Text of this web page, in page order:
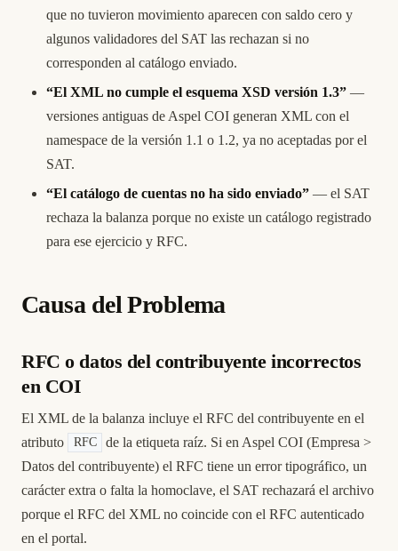
que no tuvieron movimiento aparecen con saldo cero y
algunos validadores del SAT las rechazan si no
corresponden al catálogo enviado.
“El XML no cumple el esquema XSD versión 1.3” —
versiones antiguas de Aspel COI generan XML con el
namespace de la versión 1.1 o 1.2, ya no aceptadas por el
SAT.
“El catálogo de cuentas no ha sido enviado” — el SAT
rechaza la balanza porque no existe un catálogo registrado
para ese ejercicio y RFC.
Causa del Problema
RFC o datos del contribuyente incorrectos
en COI
El XML de la balanza incluye el RFC del contribuyente en el
atributo
RFC
de la etiqueta raíz. Si en Aspel COI (Empresa >
Datos del contribuyente) el RFC tiene un error tipográfico, un
carácter extra o falta la homoclave, el SAT rechazará el archivo
porque el RFC del XML no coincide con el RFC autenticado
en el portal.